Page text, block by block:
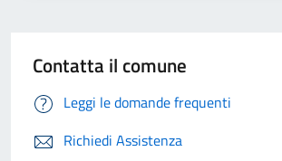
Contatta il comune
Leggi le domande frequenti
Richiedi Assistenza